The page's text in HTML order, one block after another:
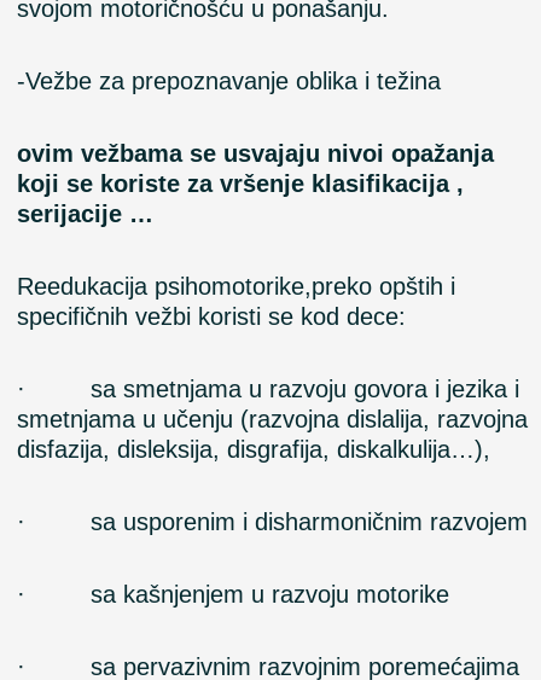
svojom motoričnošću u ponašanju.
-Vežbe za prepoznavanje oblika i težina
ovim vežbama se usvajaju nivoi opažanja
koji se koriste za vršenje klasifikacija ,
serijacije …
Reedukacija psihomotorike,preko opštih i
specifičnih vežbi koristi se kod dece:
· sa smetnjama u razvoju govora i jezika i
smetnjama u učenju (razvojna dislalija, razvojna
disfazija, disleksija, disgrafija, diskalkulija…),
· sa usporenim i disharmoničnim razvojem
· sa kašnjenjem u razvoju motorike
· sa pervazivnim razvojnim poremećajima